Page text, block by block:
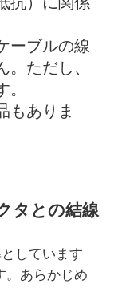
ーブルの線
ただし、
もありま
タとの結線
しています
。あらかじめ